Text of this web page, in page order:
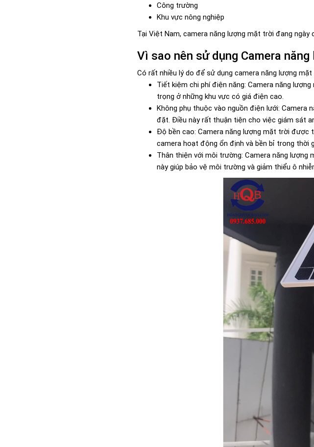
Công trường
Khu vực nông nghiệp
Tại Việt Nam, camera năng lượng mặt trời đang
Vì sao nên sử dụng Camera
Có rất nhiều lý do để sử dụng camera năng lượng
Tiết kiệm chi phí điện năng: Camera năng
trọng ở những khu vực có giá điện cao.
Không phụ thuộc vào nguồn điện lưới: Camera
đặt. Điều này rất thuận tiện cho việc giám sát
Độ bền cao: Camera năng lượng mặt trời được
camera hoạt động ổn định và bền bỉ trong thời
Thân thiện với môi trường: Camera năng
này giúp bảo vệ môi trường và giảm thiểu ô